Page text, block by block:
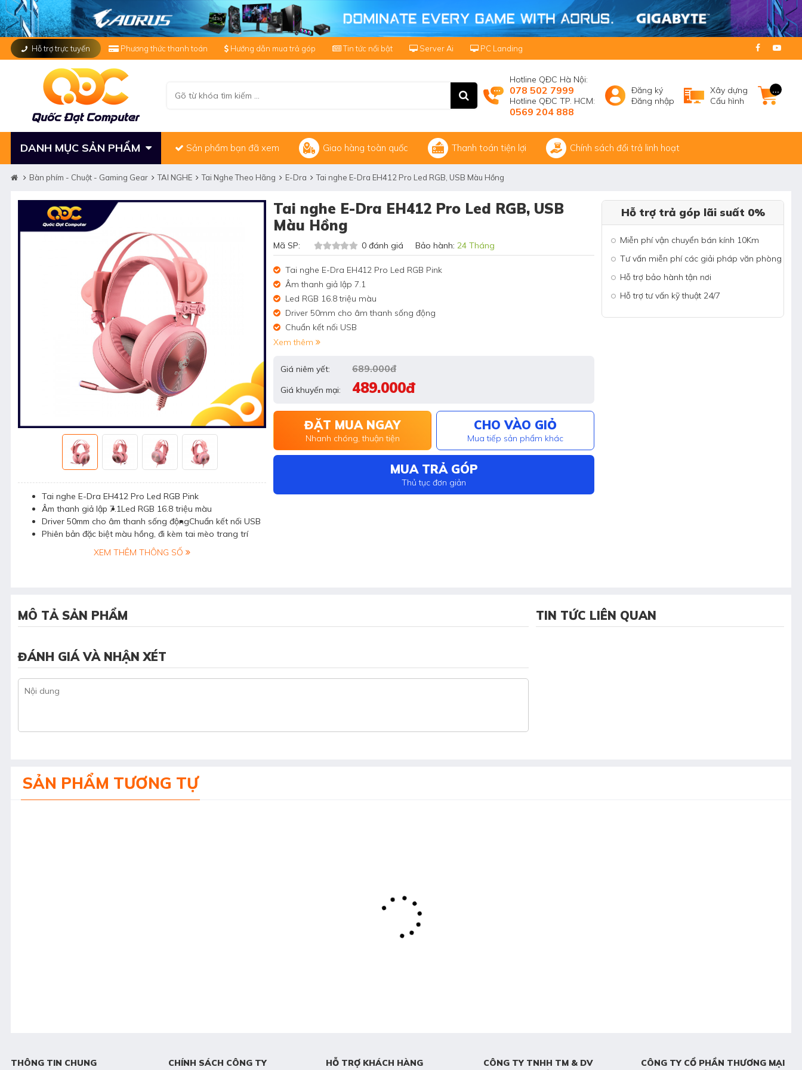
Hỗ trợ trực tuyến Phương thức thanh toán Hướng dẫn mua trả góp Tin tức nổi bật Server Ai PC Landing
Hotline QĐC Hà Nội:
078 502 7999
Hotline QĐC TP. HCM:
0569 204 888
Đăng ký
Đăng nhập
Xây dựng
Cấu hình
...
DANH MỤC SẢN PHẨM Sản phẩm bạn đã xem Giao hàng toàn quốc Thanh toán tiện lợi Chính sách đổi trả linh hoạt
Bàn phím - Chuột - Gaming Gear TAI NGHE Tai Nghe Theo Hãng E-Dra Tai nghe E-Dra EH412 Pro Led RGB, USB Màu Hồng
Tai nghe E-Dra EH412 Pro Led RGB Pink
Âm thanh giả lập 7.1Led RGB 16.8 triệu màu
Driver 50mm cho âm thanh sống độngChuẩn kết nối USB
Phiên bản đặc biệt màu hồng, đi kèm tai mèo trang trí
XEM THÊM THÔNG SỐ
Tai nghe E-Dra EH412 Pro Led RGB, USB
Màu Hồng
Mã SP: 0 đánh giá Bảo hành: 24 Tháng
Tai nghe E-Dra EH412 Pro Led RGB Pink
Âm thanh giả lập 7.1
Led RGB 16.8 triệu màu
Driver 50mm cho âm thanh sống động
Chuẩn kết nối USB
Xem thêm
Giá niêm yết: 689.000đ
Giá khuyến mại: 489.000đ
ĐẶT MUA NGAY
Nhanh chóng, thuận tiện
CHO VÀO GIỎ
Mua tiếp sản phẩm khác
MUA TRẢ GÓP
Thủ tục đơn giản
Hỗ trợ trả góp lãi suất 0%
Miễn phí vận chuyển bán kính 10Km
Tư vấn miễn phí các giải pháp văn phòng
Hỗ trợ bảo hành tận nơi
Hỗ trợ tư vấn kỹ thuật 24/7
MÔ TẢ SẢN PHẨM
ĐÁNH GIÁ VÀ NHẬN XÉT
TIN TỨC LIÊN QUAN
SẢN PHẨM TƯƠNG TỰ
THÔNG TIN CHUNG CHÍNH SÁCH CÔNG TY HỖ TRỢ KHÁCH HÀNG CÔNG TY TNHH TM & DV CÔNG TY CỔ PHẦN THƯƠNG MẠI